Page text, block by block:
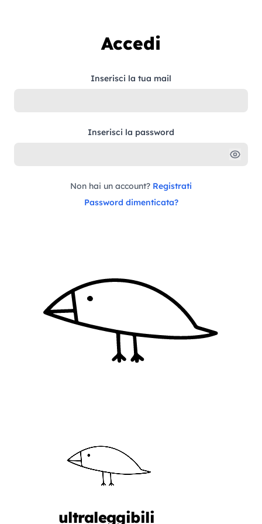
Accedi
Inserisci la tua mail
Inserisci la password
Non hai un account? Registrati
Password dimenticata?
ultraleggibili